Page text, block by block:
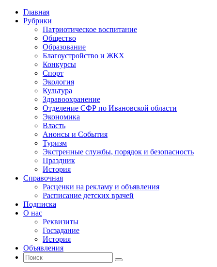
Главная
Рубрики
Патриотическое воспитание
Общество
Образование
Благоустройство и ЖКХ
Конкурсы
Спорт
Экология
Культура
Здравоохранение
Отделение СФР по Ивановской области
Экономика
Власть
Анонсы и События
Туризм
Экстренные службы, порядок и безопасность
Праздник
История
Справочная
Расценки на рекламу и объявления
Расписание детских врачей
Подписка
О нас
Реквизиты
Госзадание
История
Объявления
Поиск
Искать:
Поиск